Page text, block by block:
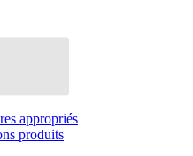
appropriés
produits